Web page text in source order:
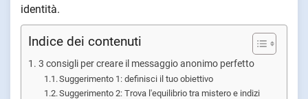
identità.
Indice dei contenuti
3 consigli per creare il messaggio anonimo perfetto
Suggerimento 1: definisci il tuo obiettivo
Suggerimento 2: Trova l'equilibrio tra mistero e indizi